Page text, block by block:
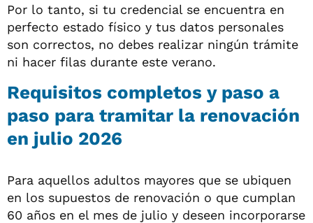
Por lo tanto, si tu credencial se encuentra en
perfecto estado físico y tus datos personales
son correctos, no debes realizar ningún trámite
ni hacer filas durante este verano.
Requisitos completos y paso a
paso para tramitar la renovación
en julio 2026
Para aquellos adultos mayores que se ubiquen
en los supuestos de renovación o que cumplan
60 años en el mes de julio y deseen incorporarse